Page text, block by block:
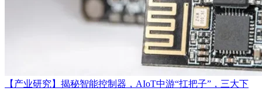
【产业研究】揭秘智能控制器，AIoT中游“扛把子”，三大下